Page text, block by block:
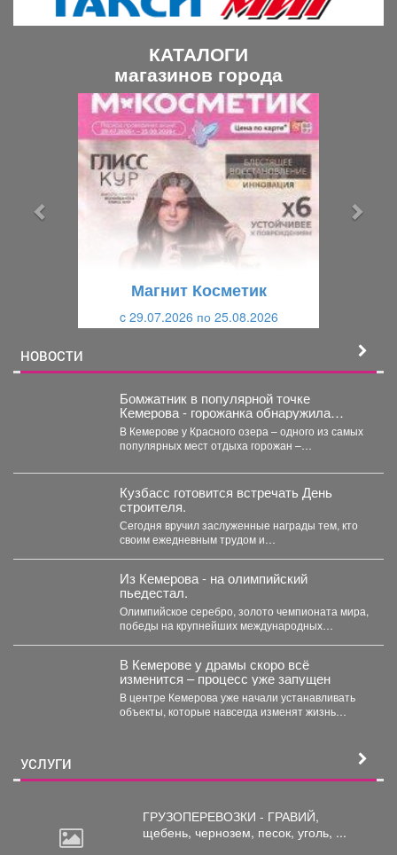
КАТАЛОГИ
магазинов города
Магнит Косметик
c 29.07.2026 по 25.08.2026
НОВОСТИ
Бомжатник в популярной точке
Кемерова - горожанка обнаружила
жуткий объект на Красном озере
В Кемерове у Красного озера – одного из самых
популярных мест отдыха горожан –
Кузбасс готовится встречать День
строителя.
Сегодня вручил заслуженные награды тем, кто
своим ежедневным трудом и
Из Кемерова - на олимпийский
пьедестал.
Олимпийское серебро, золото чемпионата мира,
победы на крупнейших международных
В Кемерове у драмы скоро всё
изменится – процесс уже запущен
В центре Кемерова уже начали устанавливать
объекты, которые навсегда изменят жизнь
УСЛУГИ
ГРУЗОПЕРЕВОЗКИ - ГРАВИЙ,
щебень, чернозем, песок, уголь, ...